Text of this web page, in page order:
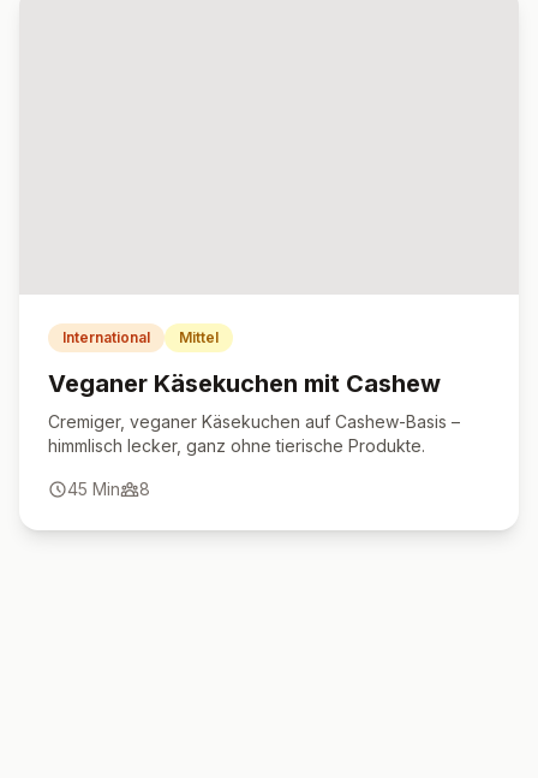
International Mittel
Veganer Käsekuchen mit Cashew
Cremiger, veganer Käsekuchen auf Cashew-Basis –
himmlisch lecker, ganz ohne tierische Produkte.
45 Min 8